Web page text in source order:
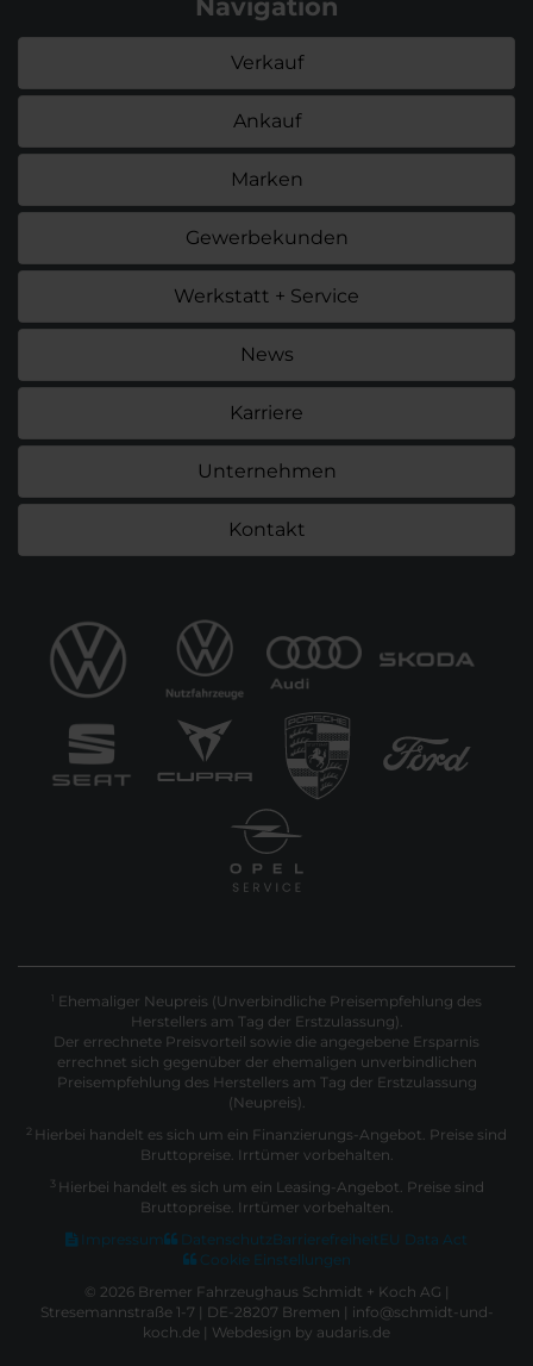
Navigation
Verkauf
Ankauf
Marken
Gewerbekunden
Werkstatt + Service
News
Karriere
Unternehmen
Kontakt
1 Ehemaliger Neupreis (Unverbindliche Preisempfehlung des
Herstellers am Tag der Erstzulassung).
Der errechnete Preisvorteil sowie die angegebene Ersparnis
errechnet sich gegenüber der ehemaligen unverbindlichen
Preisempfehlung des Herstellers am Tag der Erstzulassung
(Neupreis).
2 Hierbei handelt es sich um ein Finanzierungs-Angebot. Preise sind
Bruttopreise. Irrtümer vorbehalten.
3 Hierbei handelt es sich um ein Leasing-Angebot. Preise sind
Bruttopreise. Irrtümer vorbehalten.
Impressum
Datenschutz Barrierefreiheit EU Data Act
Cookie Einstellungen
© 2026 Bremer Fahrzeughaus Schmidt + Koch AG |
Stresemannstraße 1-7 | DE-28207 Bremen | info@schmidt-und-
koch.de | Webdesign by audaris.de